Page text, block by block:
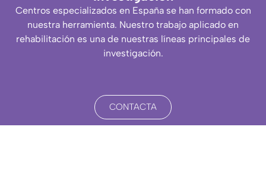
Centros especializados en España se han formado con
nuestra herramienta. Nuestro trabajo aplicado en
rehabilitación es una de nuestras líneas principales de
investigación.
CONTACTA